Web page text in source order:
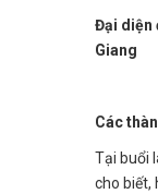
Đại diện
Giang
Các
Tại buổi
cho biết,